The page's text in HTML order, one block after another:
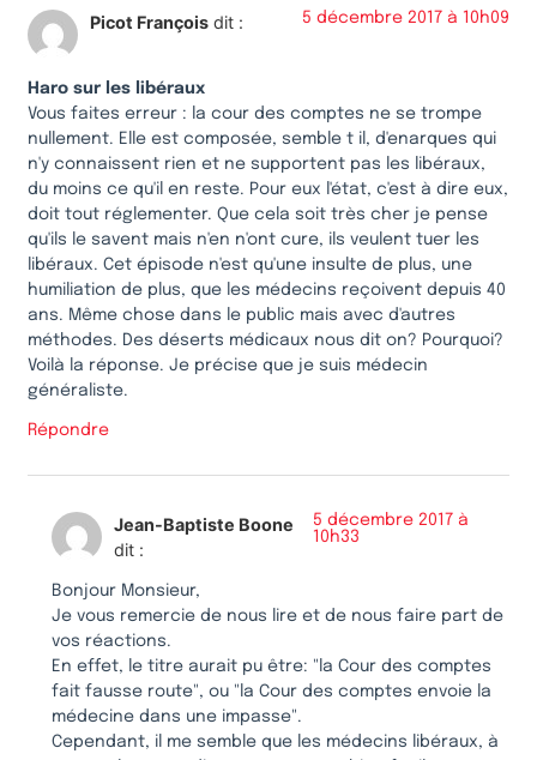
Picot François dit : 5 décembre 2017 à 10h09
Haro sur les libéraux
Vous faites erreur : la cour des comptes ne se trompe
nullement. Elle est composée, semble t il, d'enarques qui
n'y connaissent rien et ne supportent pas les libéraux,
du moins ce qu'il en reste. Pour eux l'état, c'est à dire eux,
doit tout réglementer. Que cela soit très cher je pense
qu'ils le savent mais n'en n'ont cure, ils veulent tuer les
libéraux. Cet épisode n'est qu'une insulte de plus, une
humiliation de plus, que les médecins reçoivent depuis 40
ans. Même chose dans le public mais avec d'autres
méthodes. Des déserts médicaux nous dit on? Pourquoi?
Voilà la réponse. Je précise que je suis médecin
généraliste.
Répondre
Jean-Baptiste Boone
dit :
5 décembre 2017 à
10h33
Bonjour Monsieur,
Je vous remercie de nous lire et de nous faire part de
vos réactions.
En effet, le titre aurait pu être: "la Cour des comptes
fait fausse route", ou "la Cour des comptes envoie la
médecine dans une impasse".
Cependant, il me semble que les médecins libéraux, à